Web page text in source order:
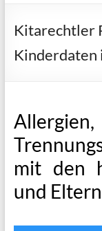
Kitarechtler
Kinderdaten
mit den
und